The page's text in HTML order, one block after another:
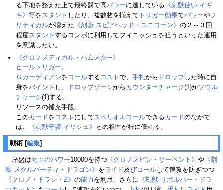
る下地を整えた上で最終盤で高パワーに達している 《刻獣使い イギ
ギ》 等をスタンド したり、複数枚を揃えて トリガー効果でパワーやク
リティカルが増えた 《刻獣 スピアヘッド・ユニコーン》 の２～３回
程度スタンドするコンボに利用してフィニッシュを狙うといった運用
を意識したい。
《クロノメディカル・ハムスター》
ヒールトリガー。
Ｇガーディアンを コールする コスト で、 手札から ドロップした時に自
身をバインド し、 ドロップゾーンから カウンターチャージ(1)かソウル
チャージ(1)する。
リソースの補充手段。
このカードを コスト にしてスペリオルコールできるカードのなかで
は、
《刻獣守護 イリシュ》 との相性が特に優れる。
戦術 [編集]
序盤は元々のパワー10000を持つ 《クロノスピン・サーペント》 や 《刻
獣 メタルパーティ・ドラゴン》 をライド及びコールして速攻を防ぎつつ
《クロノ・ドラン・Z》 の能力 を利用、さらに 《刻獣 リボルバー・ドラ